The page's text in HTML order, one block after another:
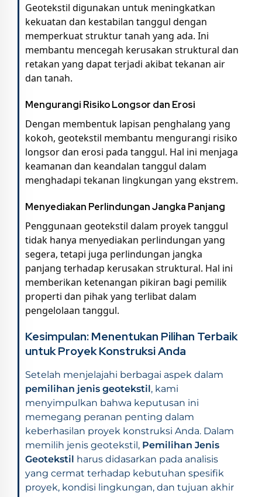
Geotekstil digunakan untuk meningkatkan
kekuatan dan kestabilan tanggul dengan
memperkuat struktur tanah yang ada. Ini
membantu mencegah kerusakan struktural dan
retakan yang dapat terjadi akibat tekanan air
dan tanah.
Mengurangi Risiko Longsor dan Erosi
Dengan membentuk lapisan penghalang yang
kokoh, geotekstil membantu mengurangi risiko
longsor dan erosi pada tanggul. Hal ini menjaga
keamanan dan keandalan tanggul dalam
menghadapi tekanan lingkungan yang ekstrem.
Menyediakan Perlindungan Jangka Panjang
Penggunaan geotekstil dalam proyek tanggul
tidak hanya menyediakan perlindungan yang
segera, tetapi juga perlindungan jangka
panjang terhadap kerusakan struktural. Hal ini
memberikan ketenangan pikiran bagi pemilik
properti dan pihak yang terlibat dalam
pengelolaan tanggul.
Kesimpulan: Menentukan Pilihan Terbaik
untuk Proyek Konstruksi Anda
Setelah menjelajahi berbagai aspek dalam
pemilihan jenis geotekstil, kami
menyimpulkan bahwa keputusan ini
memegang peranan penting dalam
keberhasilan proyek konstruksi Anda. Dalam
memilih jenis geotekstil, Pemilihan Jenis
Geotekstil harus didasarkan pada analisis
yang cermat terhadap kebutuhan spesifik
proyek, kondisi lingkungan, dan tujuan akhir